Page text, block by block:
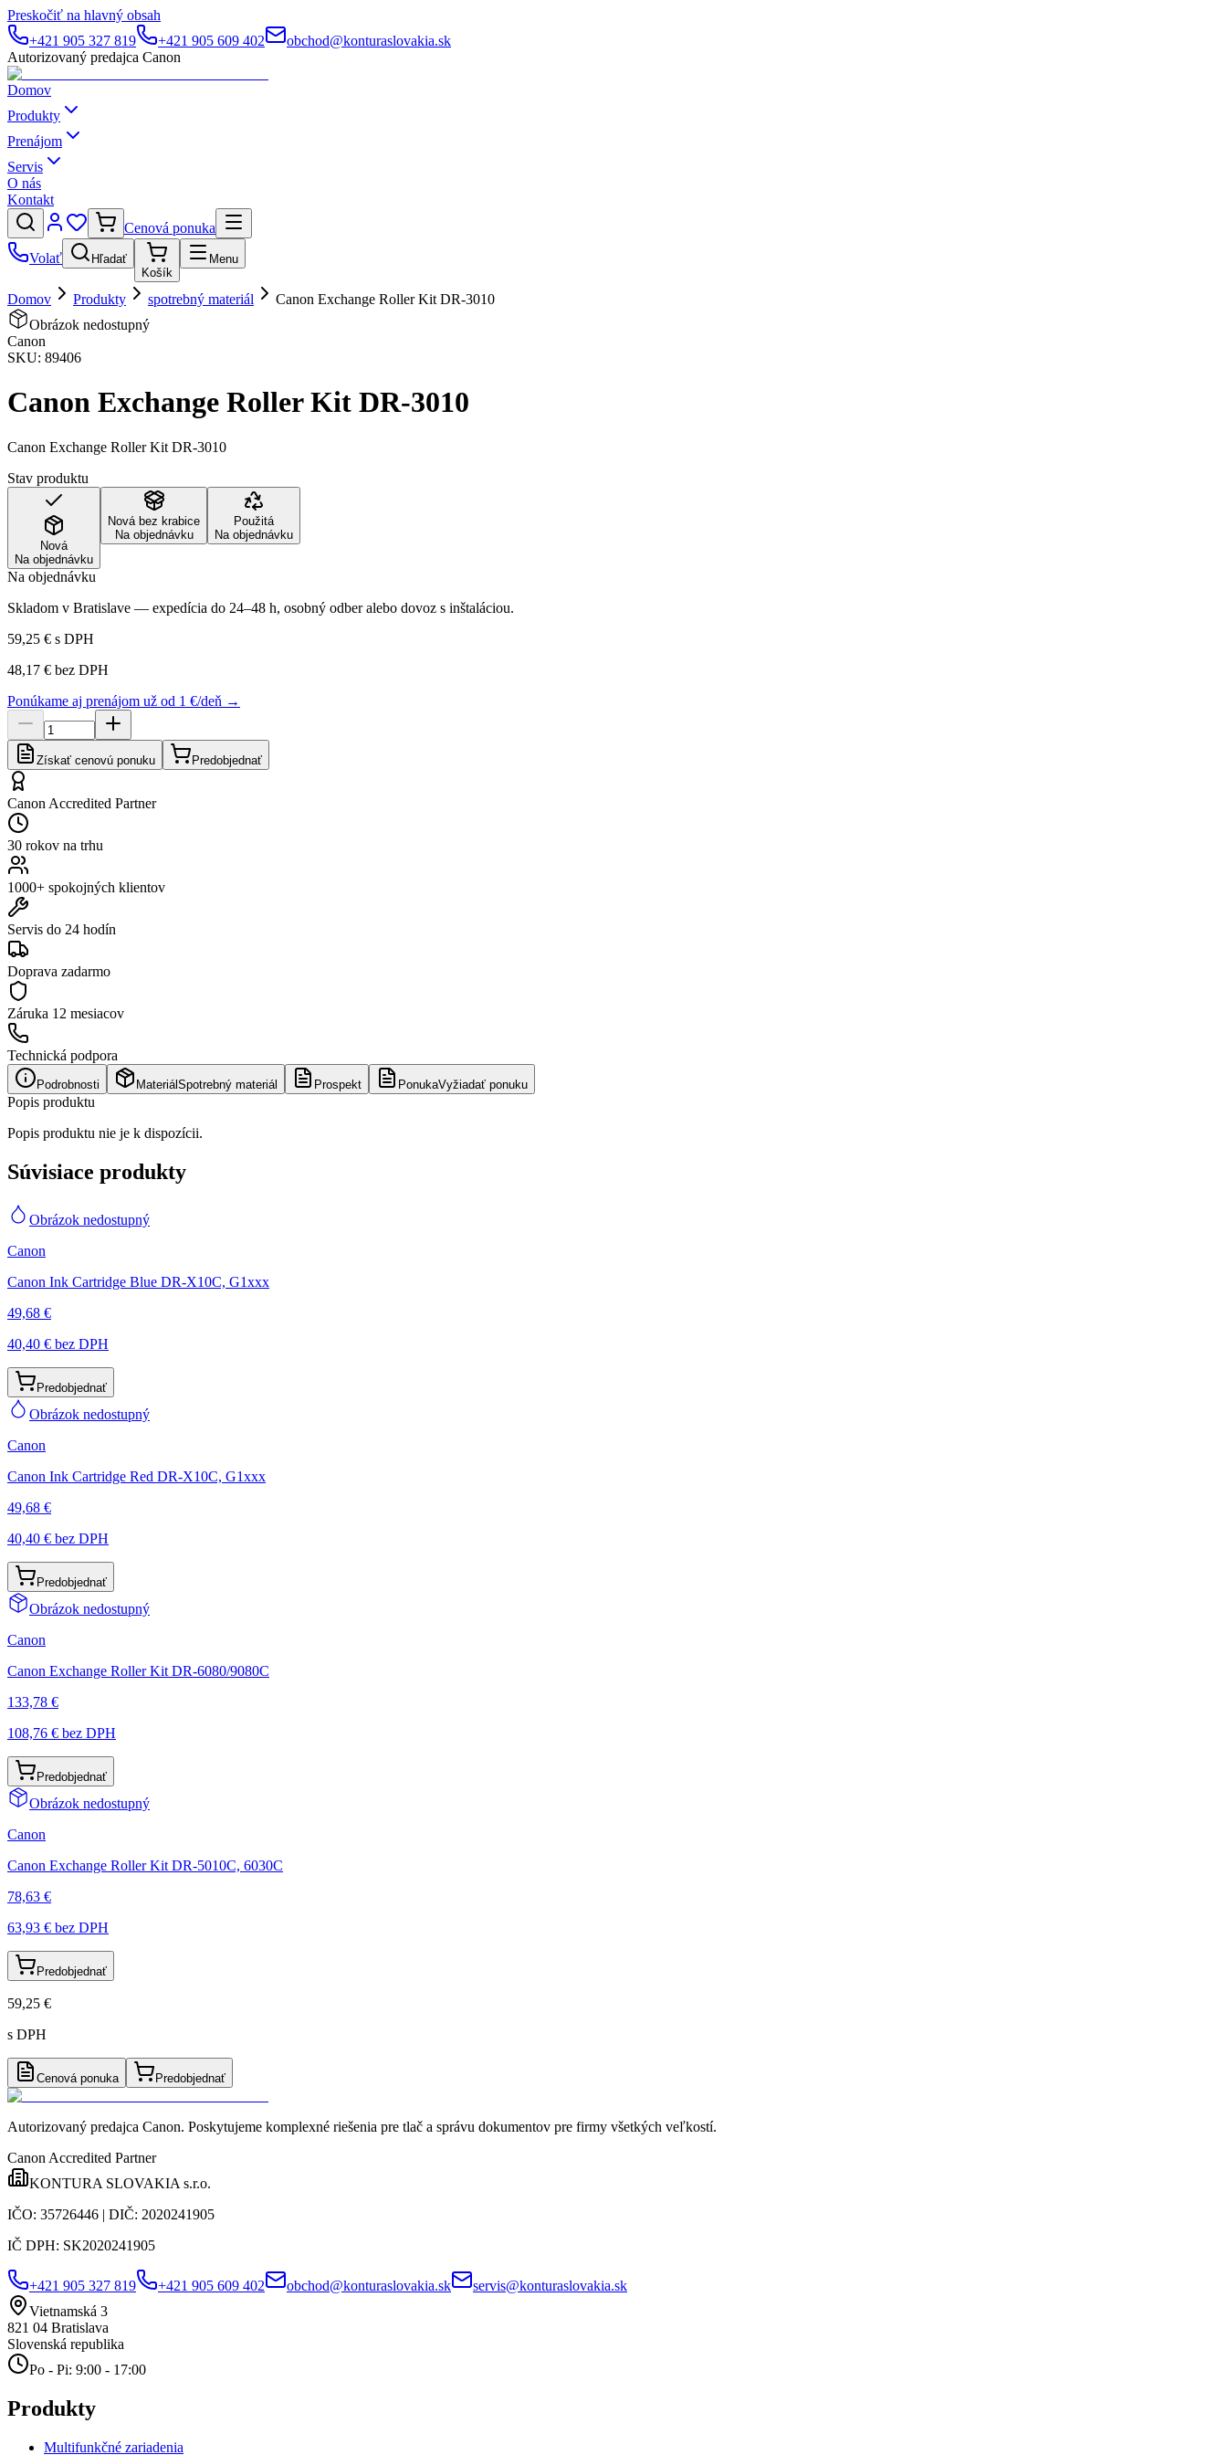
Preskočiť na hlavný obsah
+421 905 327 819
+421 905 609 402
obchod@konturaslovakia.sk
Autorizovaný predajca Canon
Domov
Produkty
Prenájom
Servis
O nás
Kontakt
Cenová ponuka
Volať
Hľadať
Košík
Menu
Domov Produkty spotrebný materiál
Canon Exchange Roller Kit DR-3010
Obrázok nedostupný
Canon
SKU: 89406
Canon Exchange Roller Kit DR-3010
Canon Exchange Roller Kit DR-3010
Stav produktu
Nová
Na objednávku
Nová bez krabice
Na objednávku
Použitá
Na objednávku
Na objednávku
Skladom v Bratislave — expedícia do 24–48 h, osobný odber alebo dovoz s inštaláciou.
59,25 € s DPH
48,17 € bez DPH
Ponúkame aj prenájom už od 1 €/deň →
Získať cenovú ponuku Predobjednať
Canon Accredited Partner
30 rokov na trhu
1000+ spokojných klientov
Servis do 24 hodín
Doprava zadarmo
Záruka 12 mesiacov
Technická podpora
Podrobnosti Materiál Spotrebný materiál Prospekt PonukaVyžiadať ponuku
Popis produktu
Popis produktu nie je k dispozícii.
Súvisiace produkty
Obrázok nedostupný
Canon
Canon Ink Cartridge Blue DR-X10C, G1xxx
49,68 €
40,40 € bez DPH
Predobjednať
Obrázok nedostupný
Canon
Canon Ink Cartridge Red DR-X10C, G1xxx
49,68 €
40,40 € bez DPH
Predobjednať
Obrázok nedostupný
Canon
Canon Exchange Roller Kit DR-6080/9080C
133,78 €
108,76 € bez DPH
Predobjednať
Obrázok nedostupný
Canon
Canon Exchange Roller Kit DR-5010C, 6030C
78,63 €
63,93 € bez DPH
Predobjednať
59,25 €
s DPH
Cenová ponuka Predobjednať
Autorizovaný predajca Canon. Poskytujeme komplexné riešenia pre tlač a správu dokumentov pre firmy všetkých veľkostí.
Canon Accredited Partner
KONTURA SLOVAKIA s.r.o.
IČO: 35726446 | DIČ: 2020241905
IČ DPH: SK2020241905
+421 905 327 819 +421 905 609 402 obchod@konturaslovakia.sk
servis@konturaslovakia.sk
Vietnamská 3
821 04 Bratislava
Slovenská republika
Po - Pi: 9:00 - 17:00
Produkty
Multifunkčné zariadenia